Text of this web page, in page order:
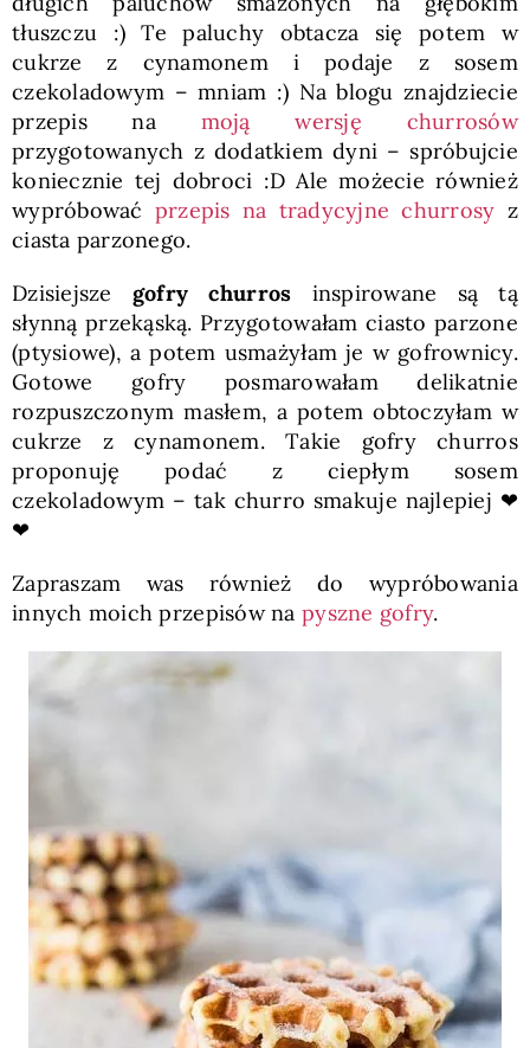
tłuszczu :) Te paluchy obtacza się potem w
cukrze z cynamonem i podaje z sosem
czekoladowym – mniam :) Na blogu znajdziecie
przepis na moją wersję churrosów
przygotowanych z dodatkiem dyni – spróbujcie
koniecznie tej dobroci :D Ale możecie również
wypróbować przepis na tradycyjne churrosy z
ciasta parzonego.
Dzisiejsze gofry churros inspirowane są tą
słynną przekąską. Przygotowałam ciasto parzone
(ptysiowe), a potem usmażyłam je w gofrownicy.
Gotowe gofry posmarowałam delikatnie
rozpuszczonym masłem, a potem obtoczyłam w
cukrze z cynamonem. Takie gofry churros
proponuję podać z ciepłym sosem
czekoladowym – tak churro smakuje najlepiej ❤
❤
Zapraszam was również do wypróbowania
innych moich przepisów napyszne gofry.